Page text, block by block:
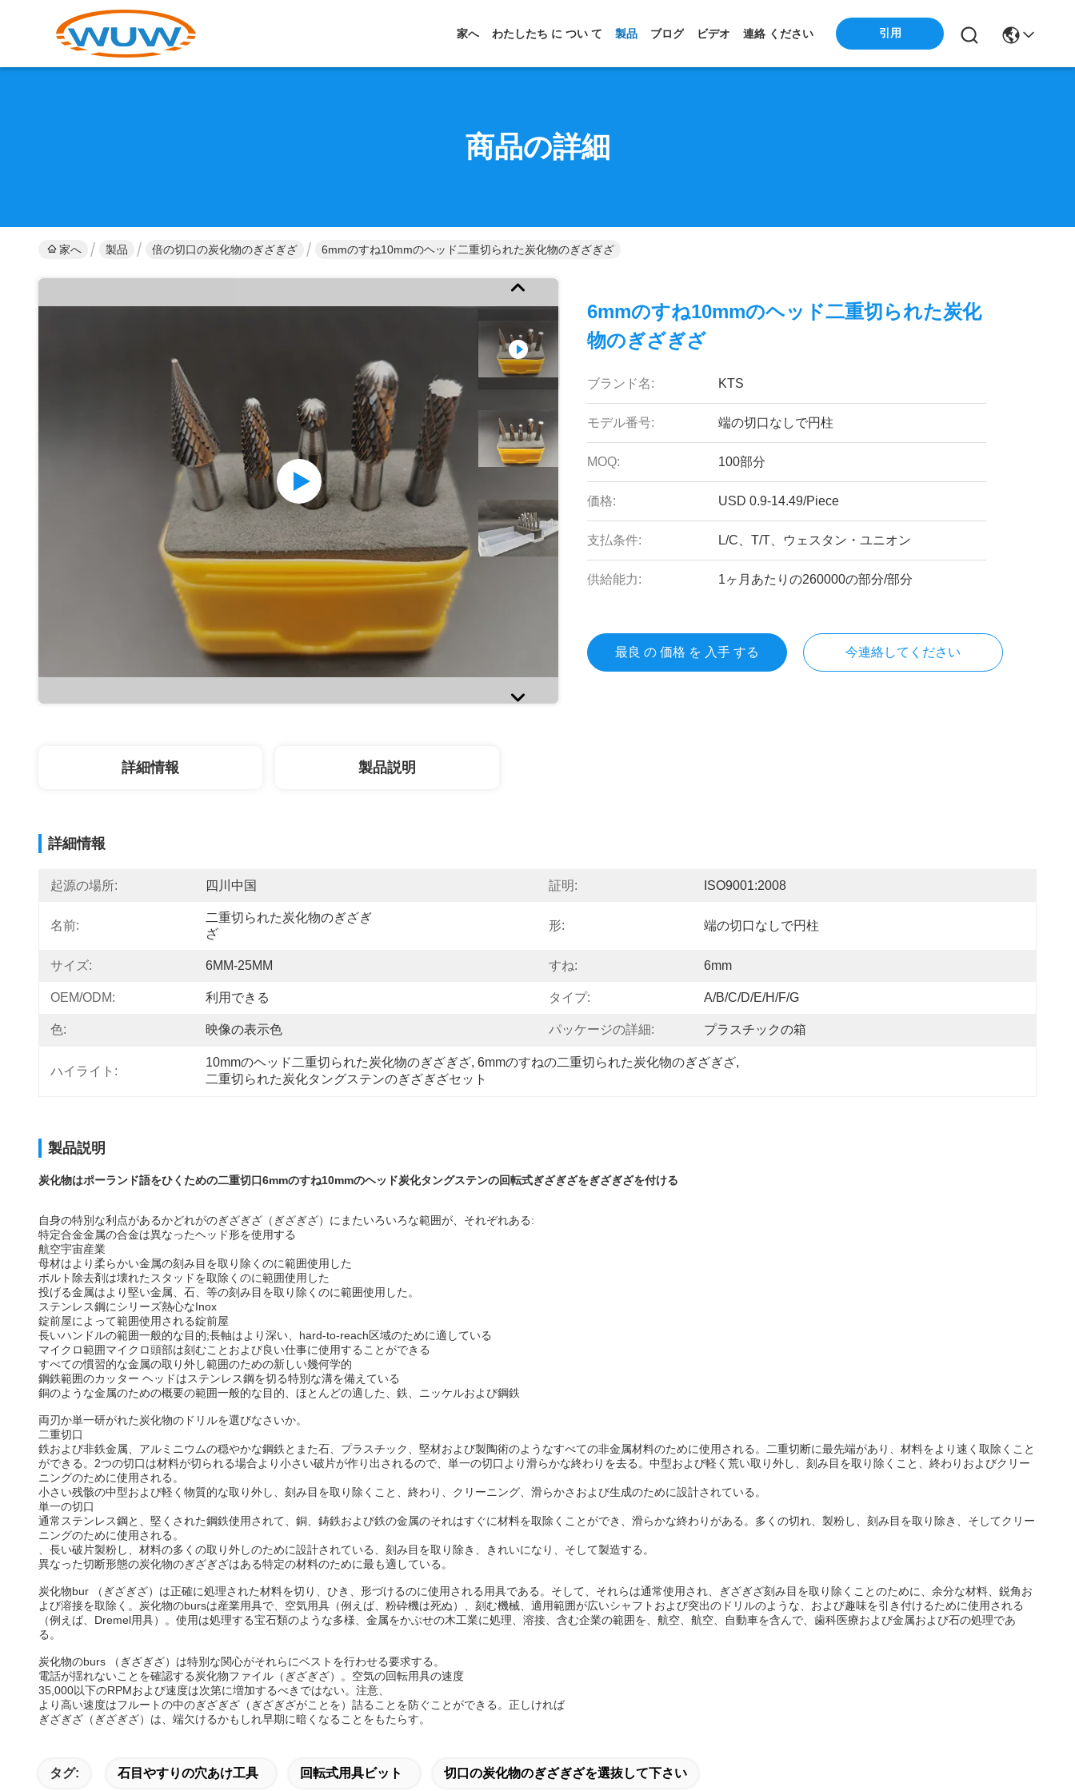
家へ わたしたち に つい て 製品 ブログ ビデオ 連絡 ください 引用
商品の詳細
家へ 製品 倍の切口の炭化物のぎざぎざ 6mmのすね10mmのヘッド二重切られた炭化物のぎざぎざ
6mmのすね10mmのヘッド二重切られた炭化
物のぎざぎざ
ブランド名: KTS
モデル番号: 端の切口なしで円柱
MOQ: 100部分
価格: USD 0.9-14.49/Piece
支払条件: L/C、T/T、ウェスタン・ユニオン
供給能力: 1ヶ月あたりの260000の部分/部分
最良 の 価格 を 入手 する 今連絡してください
詳細情報 製品説明
詳細情報
起源の場所: 四川中国 証明: ISO9001:2008
名前:
二重切られた炭化物のぎざぎ
ざ
形: 端の切口なしで円柱
サイズ: 6MM-25MM すね: 6mm
OEM/ODM: 利用できる タイプ: A/B/C/D/E/H/F/G
色: 映像の表示色 パッケージの詳細: プラスチックの箱
ハイライト:
10mmのヘッド二重切られた炭化物のぎざぎざ, 6mmのすねの二重切られた炭化物のぎざぎざ,
二重切られた炭化タングステンのぎざぎざセット
製品説明
炭化物はポーランド語をひくための二重切口6mmのすね10mmのヘッド炭化タングステンの回転式ぎざぎざをぎざぎざを付ける
自身の特別な利点があるかどれがのぎざぎざ（ぎざぎざ）にまたいろいろな範囲が、それぞれある:
特定合金金属の合金は異なったヘッド形を使用する
航空宇宙産業
母材はより柔らかい金属の刻み目を取り除くのに範囲使用した
ボルト除去剤は壊れたスタッドを取除くのに範囲使用した
投げる金属はより堅い金属、石、等の刻み目を取り除くのに範囲使用した。
ステンレス鋼にシリーズ熱心なInox
錠前屋によって範囲使用される錠前屋
長いハンドルの範囲一般的な目的;長軸はより深い、hard-to-reach区域のために適している
マイクロ範囲マイクロ頭部は刻むことおよび良い仕事に使用することができる
すべての慣習的な金属の取り外し範囲のための新しい幾何学的
鋼鉄範囲のカッター ヘッドはステンレス鋼を切る特別な溝を備えている
銅のような金属のための概要の範囲一般的な目的、ほとんどの適した、鉄、ニッケルおよび鋼鉄
両刃か単一研がれた炭化物のドリルを選びなさいか。
二重切口
鉄および非鉄金属、アルミニウムの穏やかな鋼鉄とまた石、プラスチック、堅材および製陶術のようなすべての非金属材料のために使用される。二重切断に最先端があり、材料をより速く取除くこと
ができる。2つの切口は材料が切られる場合より小さい破片が作り出されるので、単一の切口より滑らかな終わりを去る。中型および軽く荒い取り外し、刻み目を取り除くこと、終わりおよびクリー
ニングのために使用される。
小さい残骸の中型および軽く物質的な取り外し、刻み目を取り除くこと、終わり、クリーニング、滑らかさおよび生成のために設計されている。
単一の切口
通常ステンレス鋼と、堅くされた鋼鉄使用されて、銅、鋳鉄および鉄の金属のそれはすぐに材料を取除くことができ、滑らかな終わりがある。多くの切れ、製粉し、刻み目を取り除き、そしてクリー
ニングのために使用される。
、長い破片製粉し、材料の多くの取り外しのために設計されている、刻み目を取り除き、きれいになり、そして製造する。
異なった切断形態の炭化物のぎざぎざはある特定の材料のために最も適している。
炭化物bur （ぎざぎざ）は正確に処理された材料を切り、ひき、形づけるのに使用される用具である。そして、それらは通常使用され、ぎざぎざ刻み目を取り除くことのために、余分な材料、鋭角お
よび溶接を取除く。炭化物のbursは産業用具で、空気用具（例えば、粉砕機は死ぬ）、刻む機械、適用範囲が広いシャフトおよび突出のドリルのような、および趣味を引き付けるために使用される
（例えば、Dremel用具）。使用は処理する宝石類のような多様、金属をかぶせの木工業に処理、溶接、含む企業の範囲を、航空、航空、自動車を含んで、歯科医療および金属および石の処理であ
る。
炭化物のburs （ぎざぎざ）は特別な関心がそれらにベストを行わせる要求する。
電話が揺れないことを確認する炭化物ファイル（ぎざぎざ）。空気の回転用具の速度
35,000以下のRPMおよび速度は次第に増加するべきではない。注意、
より高い速度はフルートの中のぎざぎざ（ぎざぎざがことを）詰ることを防ぐことができる。正しければ
ぎざぎざ（ぎざぎざ）は、端欠けるかもしれ早期に暗くなることをもたらす。
タグ: 石目やすりの穴あけ工具 回転式用具ビット 切口の炭化物のぎざぎざを選抜して下さい